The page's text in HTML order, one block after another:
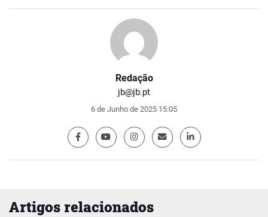
Redação
jb@jb.pt
6 de Junho de 2025 15:05
Artigos relacionados